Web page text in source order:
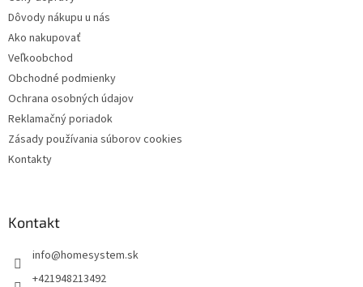
Dôvody nákupu u nás
Ako nakupovať
Veľkoobchod
Obchodné podmienky
Ochrana osobných údajov
Reklamačný poriadok
Zásady používania súborov cookies
Kontakty
Kontakt
info@homesystem.sk
+421948213492